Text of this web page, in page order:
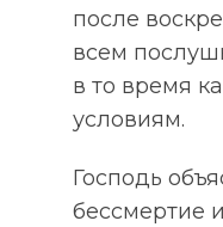
после
всем
в то время
условиям.
Господь
бессмертие